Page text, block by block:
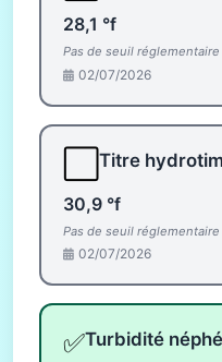
28,1 °f
Pas de seuil réglementaire
02/07/2026
Titre
30,9 °f
Pas de seuil réglementaire
02/07/2026
✅Turbidité